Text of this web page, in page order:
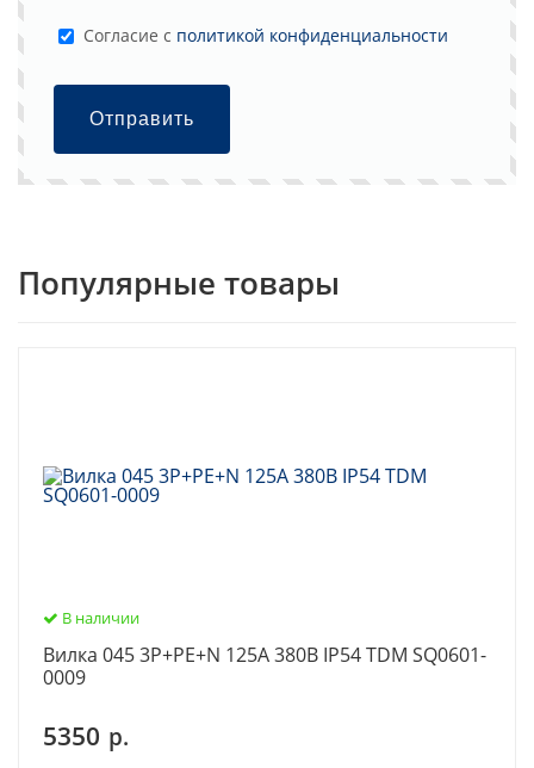
Cогласие с политикой конфиденциальности
Отправить
Популярные товары
В наличии
Вилка 045 3Р+РЕ+N 125А 380В IP54 TDM SQ0601-
0009
5350 р.